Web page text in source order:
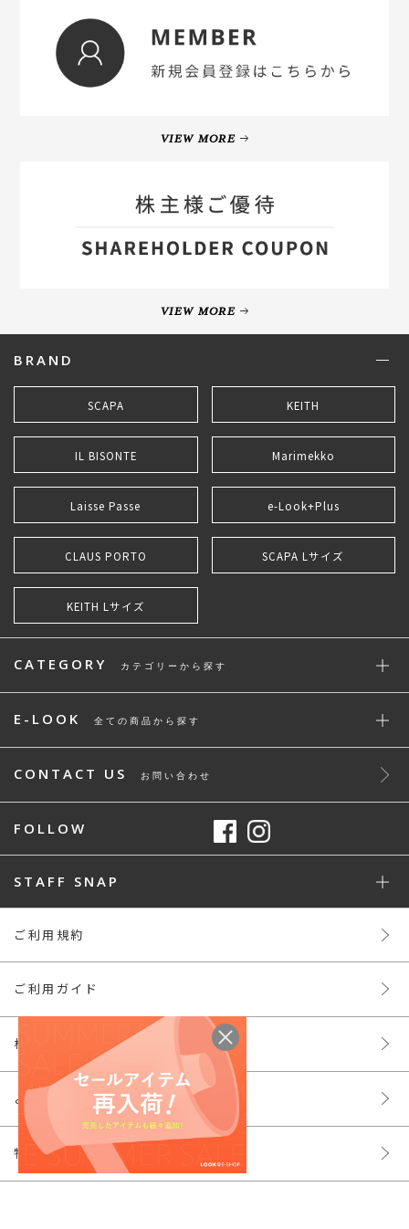
VIEW MORE
VIEW MORE
BRAND
SCAPA KEITH
IL BISONTE Marimekko
Laisse Passe e-Look+Plus
CLAUS PORTO SCAPA Lサイズ
KEITH Lサイズ
CATEGORY カテゴリーから探す
E-LOOK 全ての商品から探す
CONTACT US お問い合わせ
FOLLOW
STAFF SNAP
ご利用規約
ご利用ガイド
株主様ご優待
よくあるご質問
特定商取引法